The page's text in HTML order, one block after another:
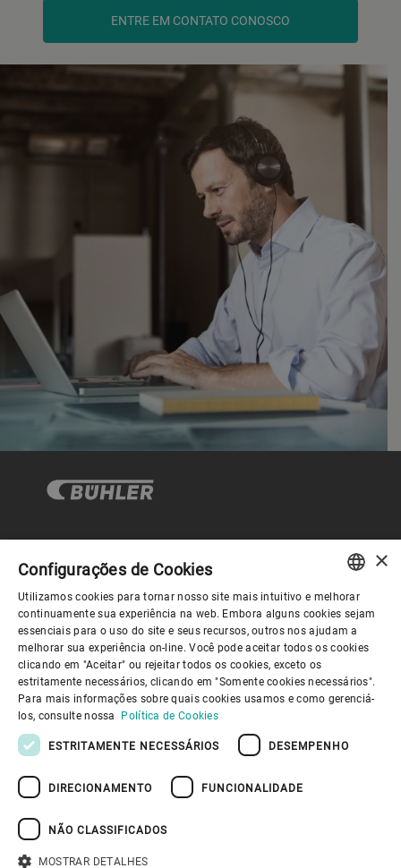
ENTRE EM CONTATO CONOSCO
Governança Corporativa
Sobre nós
Links úteis
Information Security
ENGLISH
SPANISH
GERMAN
FRENCH
×
Configurações de Cookies
Utilizamos cookies para tornar nosso site mais intuitivo e melhorar
continuamente sua experiência na web. Embora alguns cookies sejam
essenciais para o uso do site e seus recursos, outros nos ajudam a
melhorar sua experiência on-line. Você pode aceitar todos os cookies
clicando em "Aceitar" ou rejeitar todos os cookies, exceto os
estritamente necessários, clicando em "Somente cookies necessários".
Para mais informações sobre quais cookies usamos e como gerenciá-
los, consulte nossa Política de Cookies
ESTRITAMENTE NECESSÁRIOS DESEMPENHO
DIRECIONAMENTO FUNCIONALIDADE
NÃO CLASSIFICADOS
MOSTRAR DETALHES